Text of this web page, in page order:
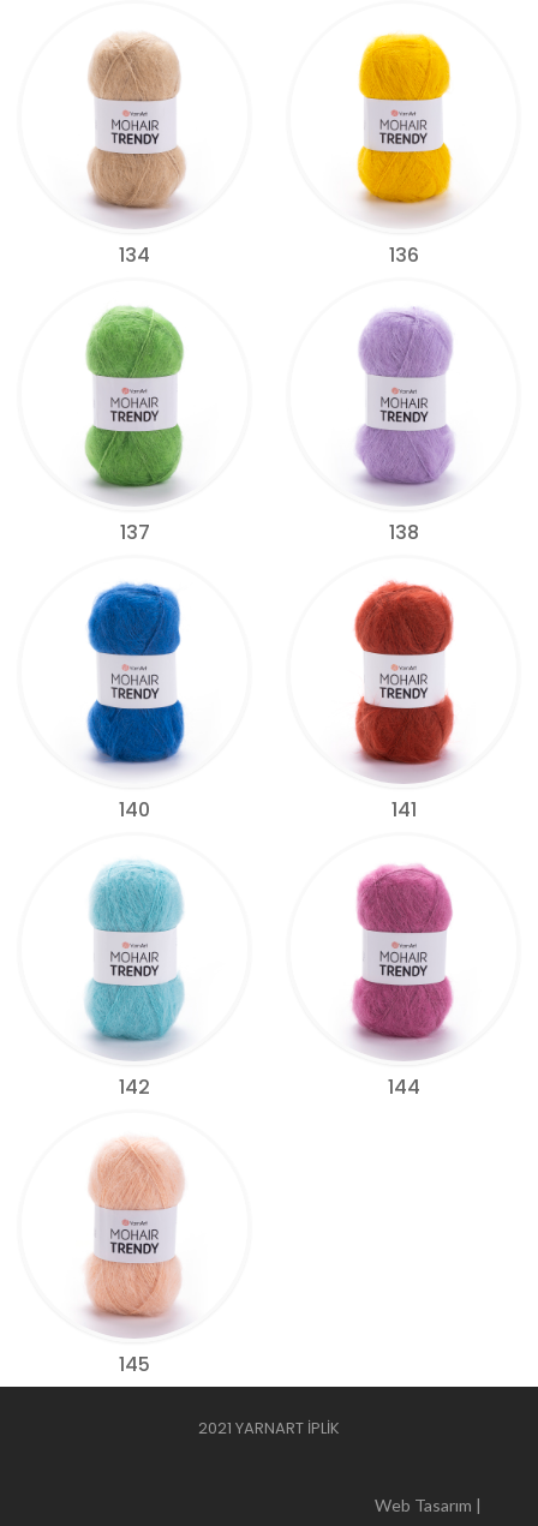
134 136
137 138
140 141
142 144
145
2021 YARNART İPLİK
Web Tasarım |